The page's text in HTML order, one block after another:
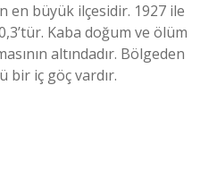
en büyük ilçesidir. 1927 ile
Kaba doğum ve ölüm
altındadır. Bölgeden
bir iç göç vardır.